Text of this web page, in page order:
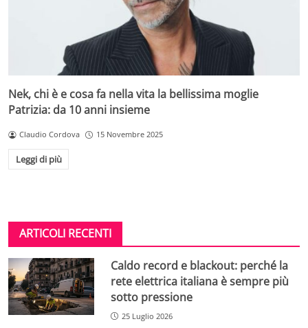
Nek, chi è e cosa fa nella vita la bellissima moglie
Patrizia: da 10 anni insieme
Claudio Cordova 15 Novembre 2025
Leggi di più
ARTICOLI RECENTI
Caldo record e blackout: perché la
rete elettrica italiana è sempre più
sotto pressione
25 Luglio 2026